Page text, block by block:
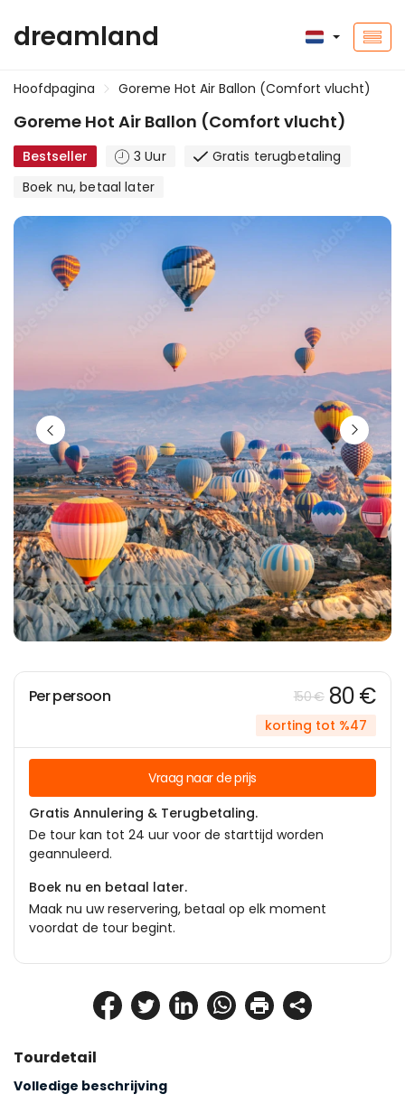
dreamland
Hoofdpagina Goreme Hot Air Ballon (Comfort vlucht)
Goreme Hot Air Ballon (Comfort vlucht)
Bestseller 3 Uur
Gratis terugbetaling
Boek nu, betaal later
Tourdetail
Volledige beschrijving
Per persoon 150 € 80 €
korting tot %47
Vraag naar de prijs
Gratis Annulering & Terugbetaling.
De tour kan tot 24 uur voor de starttijd worden
geannuleerd.
Boek nu en betaal later.
Maak nu uw reservering, betaal op elk moment
voordat de tour begint.